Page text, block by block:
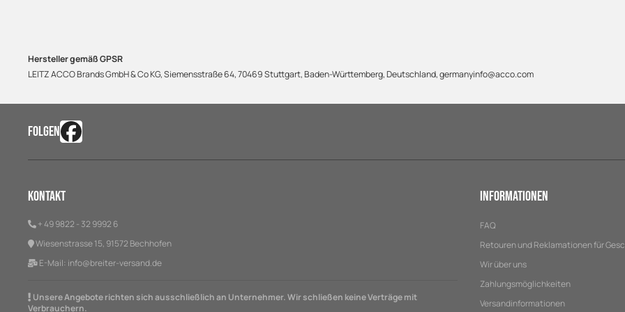
Hersteller gemäß GPSR
LEITZ ACCO Brands GmbH & Co KG, Siemensstraße 64, 70469 Stuttgart, Baden-Württemberg, Deutschland, germanyinfo@acco.com
FOLGEN
Kontakt
+ 49 9822 - 32 9992 6
Wiesenstrasse 15, 91572 Bechhofen
E-Mail: info@breiter-versand.de
Unsere Angebote richten sich ausschließlich an Unternehmer. Wir schließen keine Verträge mit
Verbrauchern.
Informationen
FAQ
Retouren und Reklamationen für
Wir über uns
Zahlungsmöglichkeiten
Versandinformationen